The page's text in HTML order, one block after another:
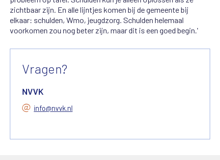
zichtbaar zijn. En alle lijntjes komen bij de gemeente bij
elkaar: schulden, Wmo, jeugdzorg. Schulden helemaal
voorkomen zou nog beter zijn, maar dit is een goed begin.'
Vragen?
NVVK
info@nvvk.nl